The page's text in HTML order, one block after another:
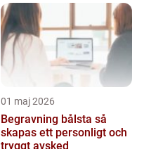
01 maj 2026
Begravning bålsta så
skapas ett personligt och
tryggt avsked